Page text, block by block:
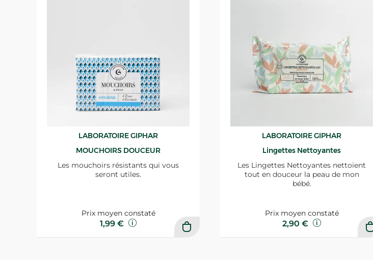
LABORATOIRE GIPHAR
MOUCHOIRS DOUCEUR
Les mouchoirs résistants qui vous
seront utiles.
Prix moyen constaté
1,99 €
LABORATOIRE GIPHAR
Lingettes Nettoyantes
Les Lingettes Nettoyantes nettoient
tout en douceur la peau de mon
bébé.
Prix moyen constaté
2,90 €